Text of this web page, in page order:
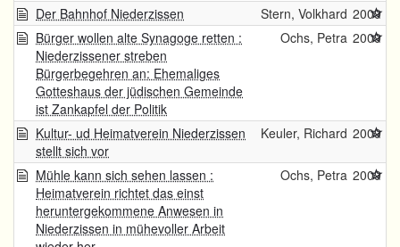
Der Bahnhof Niederzissen Stern, Volkhard 2009
Bürger wollen alte Synagoge retten :
Niederzissener streben
Bürgerbegehren an: Ehemaliges
Gotteshaus der jüdischen Gemeinde
ist Zankapfel der Politik
Ochs, Petra 2009
Kultur- ud Heimatverein Niederzissen
stellt sich vor
Keuler, Richard 2009
Mühle kann sich sehen lassen :
Heimatverein richtet das einst
heruntergekommene Anwesen in
Niederzissen in mühevoller Arbeit
Ochs, Petra 2009